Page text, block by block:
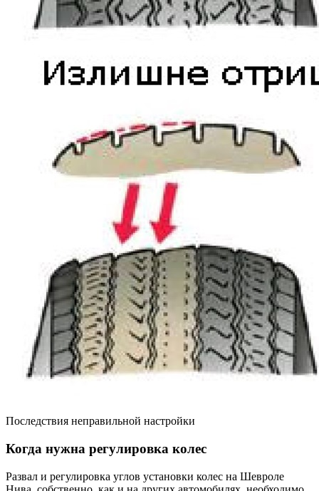
Последствия неправильной настройки
Когда нужна регулировка колес
Развал и регулировка углов установки колес на Шевроле